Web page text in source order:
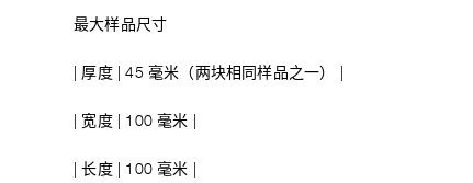
最大样品尺寸
| 厚度 | 45 毫米（两块相同样品之一） |
| 宽度 | 100 毫米 |
| 长度 | 100 毫米 |